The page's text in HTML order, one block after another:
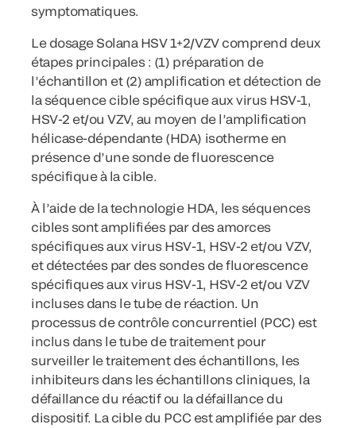
symptomatiques.
Le dosage Solana HSV 1+2/VZV comprend deux
étapes principales : (1) préparation de
l’échantillon et (2) amplification et détection de
la séquence cible spécifique aux virus HSV-1,
HSV-2 et/ou VZV, au moyen de l’amplification
hélicase-dépendante (HDA) isotherme en
présence d’une sonde de fluorescence
spécifique à la cible.
À l’aide de la technologie HDA, les séquences
cibles sont amplifiées par des amorces
spécifiques aux virus HSV-1, HSV-2 et/ou VZV,
et détectées par des sondes de fluorescence
spécifiques aux virus HSV-1, HSV-2 et/ou VZV
incluses dans le tube de réaction. Un
processus de contrôle concurrentiel (PCC) est
inclus dans le tube de traitement pour
surveiller le traitement des échantillons, les
inhibiteurs dans les échantillons cliniques, la
défaillance du réactif ou la défaillance du
dispositif. La cible du PCC est amplifiée par des